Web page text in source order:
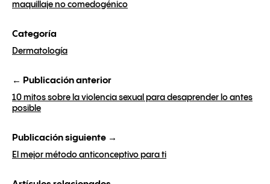
maquillaje no comedogénico
Categoría
Dermatología
← Publicación anterior
10 mitos sobre la violencia sexual para desaprender lo antes
posible
Publicación siguiente →
El mejor método anticonceptivo para ti